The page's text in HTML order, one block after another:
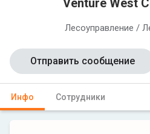
Venture West
Лесоуправление /
Инфо Сотрудники
Отправить сообщение